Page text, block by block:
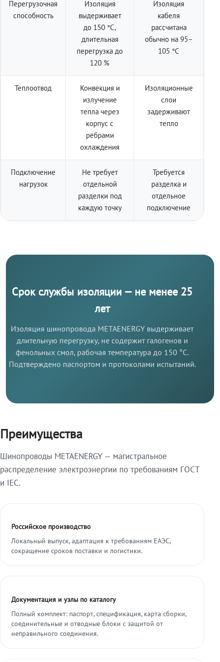
Перегрузочная
способность
Изоляция
выдерживает
до 150 °C,
длительная
перегрузка до
120 %
Изоляция
кабеля
рассчитана
обычно на 95–
105 °C
Теплоотвод
Конвекция и
излучение
тепла через
корпус с
рёбрами
охлаждения
Изоляционные
слои
задерживают
тепло
Подключение
нагрузок
Не требует
отдельной
разделки под
каждую точку
Требуется
разделка и
отдельное
подключение
Срок службы изоляции — не менее 25
лет
Изоляция шинопровода METAENERGY выдерживает
длительную перегрузку, не содержит галогенов и
фенольных смол, рабочая температура до 150 °C.
Подтверждено паспортом и протоколами испытаний.
Преимущества
Шинопроводы METAENERGY — магистральное
распределение электроэнергии по требованиям ГОСТ
и IEC.
Российское производство
Локальный выпуск, адаптация к требованиям ЕАЭС,
сокращение сроков поставки и логистики.
Документация и узлы по каталогу
Полный комплект: паспорт, спецификация, карта сборки,
соединительные и отводные блоки с защитой от
неправильного соединения.